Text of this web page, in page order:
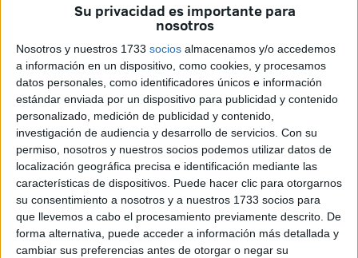
Su privacidad es importante para
nosotros
Nosotros y nuestros 1733 socios almacenamos y/o accedemos
a información en un dispositivo, como cookies, y procesamos
datos personales, como identificadores únicos e información
estándar enviada por un dispositivo para publicidad y contenido
personalizado, medición de publicidad y contenido,
investigación de audiencia y desarrollo de servicios. Con su
permiso, nosotros y nuestros socios podemos utilizar datos de
localización geográfica precisa e identificación mediante las
características de dispositivos. Puede hacer clic para otorgarnos
su consentimiento a nosotros y a nuestros 1733 socios para
que llevemos a cabo el procesamiento previamente descrito. De
forma alternativa, puede acceder a información más detallada y
cambiar sus preferencias antes de otorgar o negar su
RelatedPosts
La Ciudad garantiza que las aguas de
baño de Ceuta están "en buen estado"
HACE 23 MINUTOS
Detenido un menor marroquí por intento
de agresión con arma blanca a un
vigilante del Hospital
HACE 1 HORA